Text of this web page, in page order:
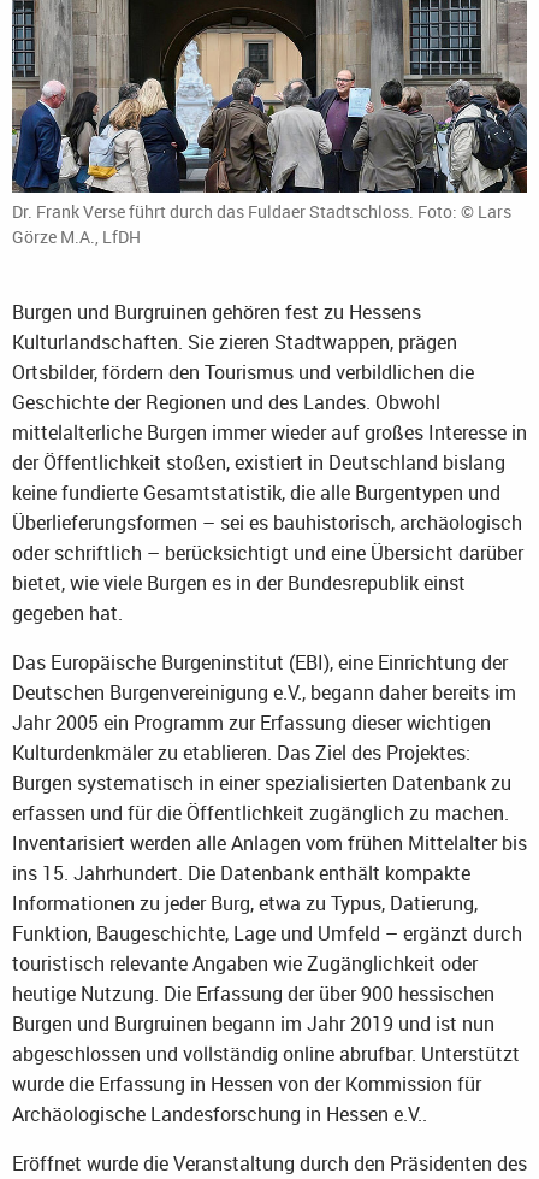
Dr. Frank Verse führt durch das Fuldaer Stadtschloss. Foto: © Lars
Görze M.A., LfDH
Burgen und Burgruinen gehören fest zu Hessens
Kulturlandschaften. Sie zieren Stadtwappen, prägen
Ortsbilder, fördern den Tourismus und verbildlichen die
Geschichte der Regionen und des Landes. Obwohl
mittelalterliche Burgen immer wieder auf großes Interesse in
der Öffentlichkeit stoßen, existiert in Deutschland bislang
keine fundierte Gesamtstatistik, die alle Burgentypen und
Überlieferungsformen – sei es bauhistorisch, archäologisch
oder schriftlich – berücksichtigt und eine Übersicht darüber
bietet, wie viele Burgen es in der Bundesrepublik einst
gegeben hat.
Das Europäische Burgeninstitut (EBI), eine Einrichtung der
Deutschen Burgenvereinigung e.V., begann daher bereits im
Jahr 2005 ein Programm zur Erfassung dieser wichtigen
Kulturdenkmäler zu etablieren. Das Ziel des Projektes:
Burgen systematisch in einer spezialisierten Datenbank zu
erfassen und für die Öffentlichkeit zugänglich zu machen.
Inventarisiert werden alle Anlagen vom frühen Mittelalter bis
ins 15. Jahrhundert. Die Datenbank enthält kompakte
Informationen zu jeder Burg, etwa zu Typus, Datierung,
Funktion, Baugeschichte, Lage und Umfeld – ergänzt durch
touristisch relevante Angaben wie Zugänglichkeit oder
heutige Nutzung. Die Erfassung der über 900 hessischen
Burgen und Burgruinen begann im Jahr 2019 und ist nun
abgeschlossen und vollständig online abrufbar. Unterstützt
wurde die Erfassung in Hessen von der Kommission für
Archäologische Landesforschung in Hessen e.V..
Eröffnet wurde die Veranstaltung durch den Präsidenten des